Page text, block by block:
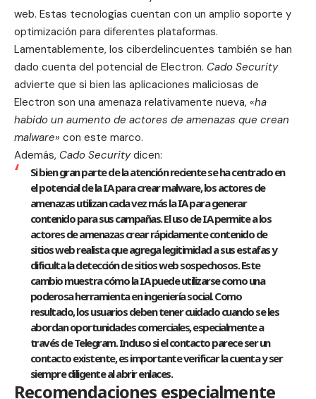
web. Estas tecnologías cuentan con un amplio soporte y
optimización para diferentes plataformas.
Lamentablemente, los ciberdelincuentes también se han
dado cuenta del potencial de Electron. Cado Security
advierte que si bien las aplicaciones maliciosas de
Electron son una amenaza relativamente nueva, «ha
habido un aumento de actores de amenazas que crean
malware» con este marco.
Además, Cado Securitydicen:
Si bien gran parte de la atención reciente se ha centrado en
el potencial de la IA para crear malware, los actores de
amenazas utilizan cada vez más la IA para generar
contenido para sus campañas. El uso de IA permite a los
actores de amenazas crear rápidamente contenido de
sitios web realista que agrega legitimidad a sus estafas y
dificulta la detección de sitios web sospechosos. Este
cambio muestra cómo la IA puede utilizarse como una
poderosa herramienta en ingeniería social. Como
resultado, los usuarios deben tener cuidado cuando se les
abordan oportunidades comerciales, especialmente a
través de Telegram. Incluso si el contacto parece ser un
contacto existente, es importante verificar la cuenta y ser
siempre diligente al abrir enlaces.
Recomendaciones especialmente